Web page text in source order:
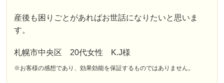
産後も困りごとがあればお世話になりたいと思いま
す。
札幌市中央区 20代女性 K.J様
※お客様の感想であり、効果効能を保証するものではありません。